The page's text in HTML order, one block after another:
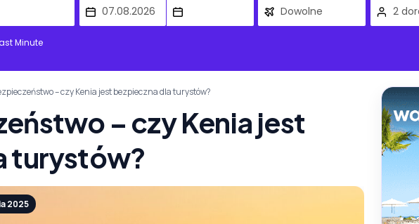
Minute
– czy Kenia jest bezpieczna dla turystów?
– czy Kenia jest
turystów?
2025